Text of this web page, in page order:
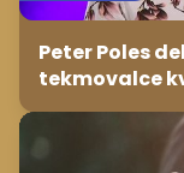
Peter Poles
tekmovalce